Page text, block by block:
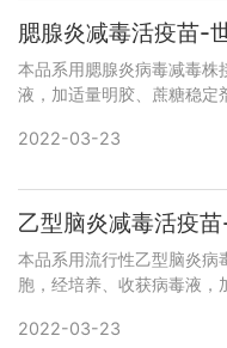
腮腺炎减毒活疫苗-
本品系用腮腺炎病毒减毒株
液，加适量明胶、蔗糖稳定
代鸡胚细胞，经培养、收获
2022-03-23
乙型脑炎减毒活疫
本品系用流行性乙型脑炎
胞，经培养、收获病毒液，
色或浅粉红色澄明液
2022-03-23